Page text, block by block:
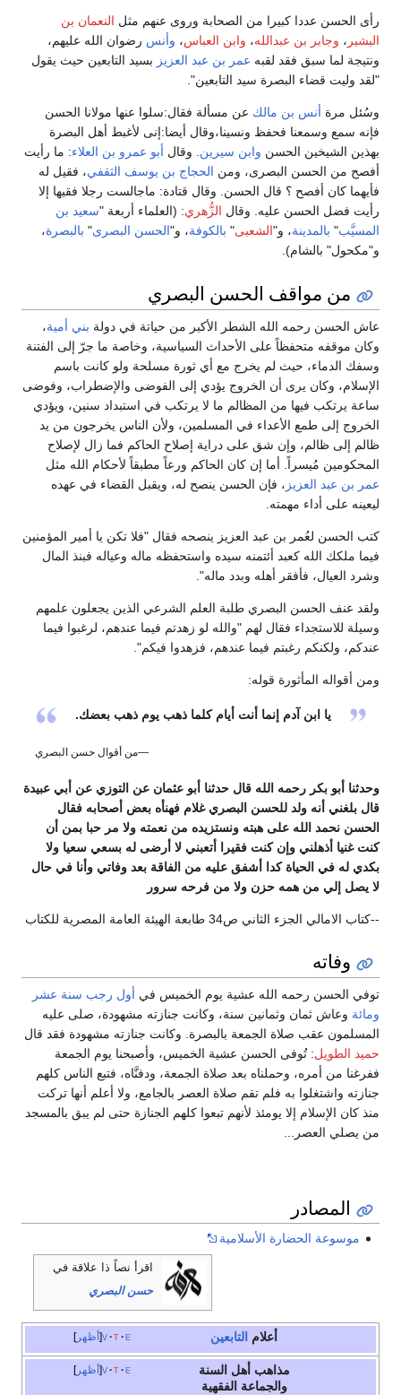
رأى الحسن عددا كبيرا من الصحابة وروى عنهم مثل النعمان بن
البشير ، وجابر بن عبدالله، وابن العباس، وأنس رضوان الله عليهم،
ونتيجة لما سبق فقد لقبه عمر بن عبد العزيز بسيد التابعين حيث يقول
"لقد وليت قضاء البصرة سيد التابعين".
وسُئل مرة أنس بن مالك عن مسألة فقال:سلوا عنها مولانا الحسن
فإنه سمع وسمعنا فحفظ ونسينا،وقال أيضا:إنى لأغبط أهل البصرة
بهذين الشيخين الحسن وابن سيرين. وقال أبو عمرو بن العلاء: ما رأيت
أفصح من الحسن البصرى، ومن الحجاج بن يوسف الثقفي، فقيل له
فأيهما كان أفصح ؟ قال الحسن. وقال قتادة: ماجالست رجلا فقيها إلا
رأيت فضل الحسن عليه. وقال الزُّهري: (العلماء أربعة "سعيد بن
المسيَّب" بالمدينة، و"الشعبى" بالكوفة، و"الحسن البصرى" بالبصرة،
و"مكحول" بالشام).
من مواقف الحسن البصري
عاش الحسن رحمه الله الشطر الأكبر من حياتة في دولة بني أمية،
وكان موقفه متحفظاً على الأحداث السياسية، وخاصة ما جرّ إلى الفتنة
وسفك الدماء، حيث لم يخرج مع أي ثورة مسلحة ولو كانت باسم
الإسلام، وكان يرى أن الخروج يؤدي إلى الفوضى والإضطراب، وفوضى
ساعة يرتكب فيها من المظالم ما لا يرتكب في استبداد سنين، ويؤدي
الخروج إلى طمع الأعداء في المسلمين، ولأن الناس يخرجون من يد
ظالم إلى ظالم، وإن شق على دراية إصلاح الحاكم فما زال لإصلاح
المحكومين مُيسراً. أما إن كان الحاكم ورعاً مطبقاً لأحكام الله مثل
عمر بن عبد العزيز ، فإن الحسن ينصح له، ويقبل القضاء في عهده
ليعينه على أداء مهمته.
كتب الحسن لعُمر بن عبد العزيز ينصحه فقال "فلا تكن يا أمير المؤمنين
فيما ملكك الله كعبد أئتمنه سيده واستحفظه ماله وعياله فبنذ المال
وشرد العيال، فأفقر أهله وبدد ماله".
ولقد عنف الحسن البصري طلبة العلم الشرعي الذين يجعلون علمهم
وسيلة للاستجداء فقال لهم "والله لو زهدتم فيما عندهم، لرغبوا فيما
عندكم، ولكنكم رغبتم فيما عندهم، فزهدوا فيكم".
ومن أقواله المأثورة قوله:
يا ابن آدم إنما أنت أيام كلما ذهب يوم ذهب بعضك.
—من أقوال حسن البصري
وحدثنا أبو بكر رحمه الله قال حدثنا أبو عثمان عن التوزي عن أبي عبيدة
قال بلغني أنه ولد للحسن البصري غلام فهنأه بعض أصحابه فقال
الحسن نحمد الله على هبته ونستزيده من نعمته ولا مر حبا بمن أن
كنت غنيا أذهلني وإن كنت فقيرا أتعبني لا أرضى له بسعي سعيا ولا
بكدي له في الحياة كدا أشفق عليه من الفاقة بعد وفاتي وأنا في حال
لا يصل إلي من همه حزن ولا من فرحه سرور
--كتاب الامالي الجزء الثاني ص34 طابعة الهيئة العامة المصرية للكتاب
وفاته
توفي الحسن رحمه الله عشية يوم الخميس في أول رجب سنة عشر
ومائة وعاش ثمان وثمانين سنة، وكانت جنازته مشهودة، صلى عليه
المسلمون عقب صلاة الجمعة بالبصرة. وكانت جنازته مشهودة فقد قال
حميد الطويل: تُوفى الحسن عشية الخميس، وأصبحنا يوم الجمعة
ففرغنا من أمره، وحملناه بعد صلاة الجمعة، ودفنَّاه، فتبع الناس كلهم
جنازته واشتغلوا به فلم تقم صلاة العصر بالجامع، ولا أعلم أنها تركت
منذ كان الإسلام إلا يومئذ لأنهم تبعوا كلهم الجنازة حتى لم يبق بالمسجد
من يصلي العصر...
المصادر
موسوعة الحضارة الأسلامية
اقرأ نصاً ذا علاقة في
حسن البصري
أظهر v t e أعلام التابعين
أظهر v t e
مذاهب أهل السنة
والجماعة الفقهية